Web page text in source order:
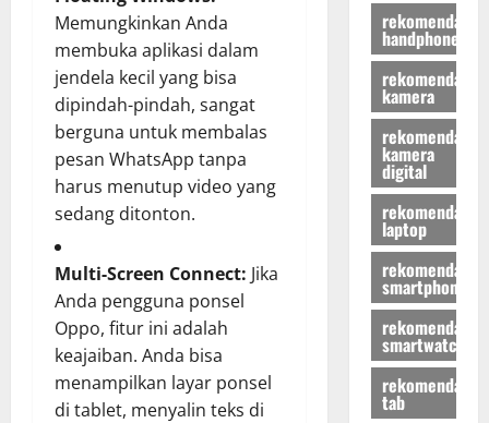
Memungkinkan Anda
membuka aplikasi dalam
jendela kecil yang bisa
dipindah-pindah, sangat
berguna untuk membalas
pesan WhatsApp tanpa
harus menutup video yang
sedang ditonton.
Multi-Screen Connect: Jika
Anda pengguna ponsel
Oppo, fitur ini adalah
keajaiban. Anda bisa
menampilkan layar ponsel
di tablet, menyalin teks di
rekomendasi
handphone
rekomendasi
kamera
rekomendasi
kamera
digital
rekomendasi
laptop
rekomendasi
smartphone
rekomendasi
smartwatch
rekomendasi
tab